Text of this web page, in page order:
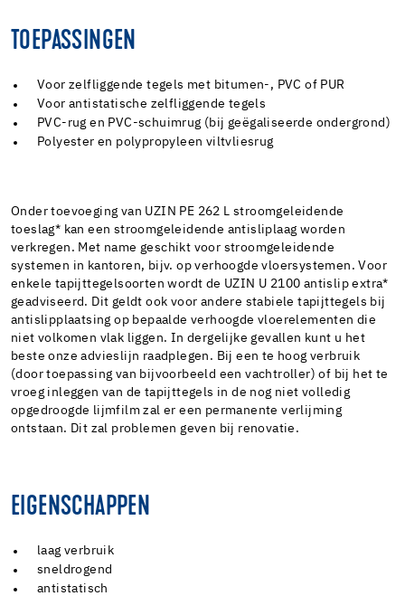
TOEPASSINGEN
Voor zelfliggende tegels met bitumen-, PVC of PUR
Voor antistatische zelfliggende tegels
PVC-rug en PVC-schuimrug (bij geëgaliseerde ondergrond)
Polyester en polypropyleen viltvliesrug
Onder toevoeging van UZIN PE 262 L stroomgeleidende
toeslag* kan een stroomgeleidende antisliplaag worden
verkregen. Met name geschikt voor stroomgeleidende
systemen in kantoren, bijv. op verhoogde vloersystemen. Voor
enkele tapijttegelsoorten wordt de UZIN U 2100 antislip extra*
geadviseerd. Dit geldt ook voor andere stabiele tapijttegels bij
antislipplaatsing op bepaalde verhoogde vloerelementen die
niet volkomen vlak liggen. In dergelijke gevallen kunt u het
beste onze advieslijn raadplegen. Bij een te hoog verbruik
(door toepassing van bijvoorbeeld een vachtroller) of bij het te
vroeg inleggen van de tapijttegels in de nog niet volledig
opgedroogde lijmfilm zal er een permanente verlijming
ontstaan. Dit zal problemen geven bij renovatie.
EIGENSCHAPPEN
laag verbruik
sneldrogend
antistatisch